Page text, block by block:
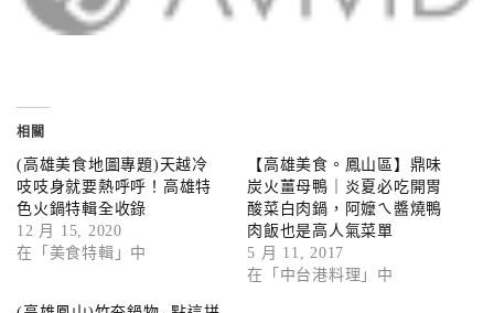
相關
(高雄美食地圖專題)天越冷
吱吱身就要熱呼呼！高雄特
色火鍋特輯全收錄
12 月 15, 2020
在「美食特輯」中
【高雄美食。鳳山區】鼎味
炭火薑母鴨｜炎夏必吃開胃
酸菜白肉鍋，阿嬤ㄟ醬燒鴨
肉飯也是高人氣菜單
5 月 11, 2017
在「中台港料理」中